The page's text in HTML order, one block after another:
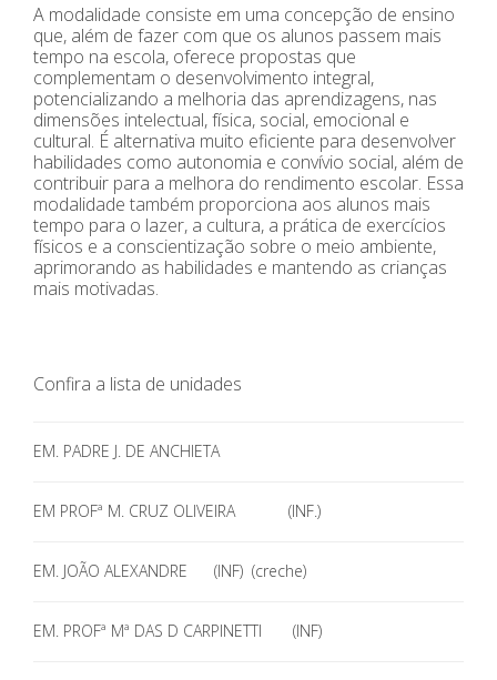
A modalidade consiste em uma concepção de ensino
que, além de fazer com que os alunos passem mais
tempo na escola, oferece propostas que
complementam o desenvolvimento integral,
potencializando a melhoria das aprendizagens, nas
dimensões intelectual, física, social, emocional e
cultural. É alternativa muito eficiente para desenvolver
habilidades como autonomia e convívio social, além de
contribuir para a melhora do rendimento escolar. Essa
modalidade também proporciona aos alunos mais
tempo para o lazer, a cultura, a prática de exercícios
físicos e a conscientização sobre o meio ambiente,
aprimorando as habilidades e mantendo as crianças
mais motivadas.
Confira a lista de unidades
EM. PADRE J. DE ANCHIETA
EM PROFª M. CRUZ OLIVEIRA (INF.)
EM. JOÃO ALEXANDRE (INF) (creche)
EM. PROFª Mª DAS D CARPINETTI (INF)